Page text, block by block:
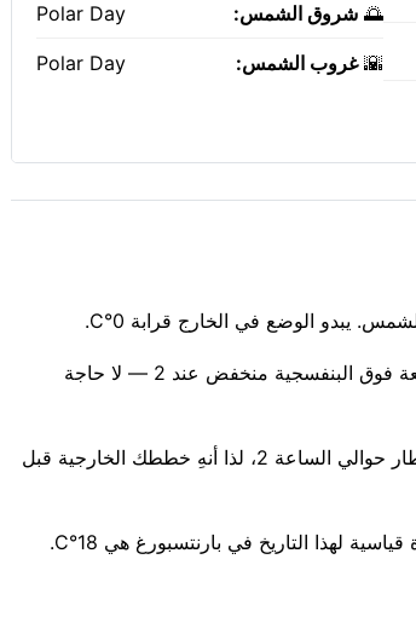
🌅 شروق الشمس: Polar Day
🌇غروب الشمس: Polar Day
الهواء نقي اليوم — مؤشر وكالة حماية البيئة 1، مع جسيمات PM2.5 منخفضة تبلغ 0. مؤشر الأشعة فوق البنفسجية منخفض عند 2 — لا حاجة
هطول الأمطار غير مرجح — فرصة بنسبة 17% تقريبًا، 0 مم كحد أقصى. من المتوقع أن تبدأ الأمطار حوالي الساعة 2، لذا أنهِ خططك الخارجية قبل